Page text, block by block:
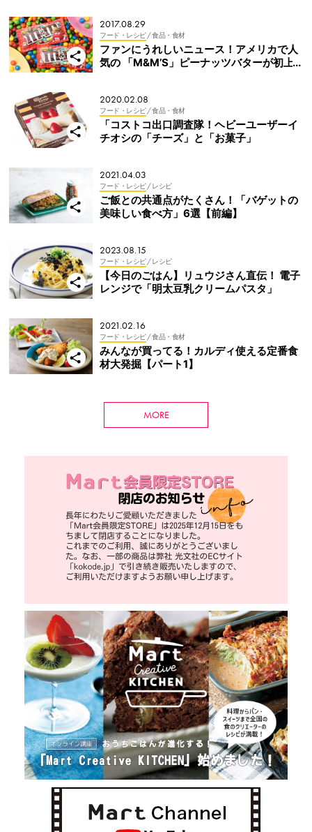
2017.08.29
フード・レシピ/ 食品・食材
ファンにうれしいニュース！アメリカで人
気の 「M&M’S」ピーナッツバターが初上
2020.02.08
フード・レシピ/ 食品・食材
「コストコ出口調査隊！ヘビーユーザーイ
チオシの「チーズ」と「お菓子」
2021.04.03
フード・レシピ/ レシピ
ご飯との共通点がたくさん！「バゲットの
美味しい食べ方」6選【前編】
2023.08.15
フード・レシピ/ レシピ
【今日のごはん】リュウジさん直伝！ 電子
レンジで「明太豆乳クリームパスタ」
2021.02.16
フード・レシピ/ 食品・食材
みんなが買ってる！カルディ使える定番食
材大発掘【パート1】
MORE